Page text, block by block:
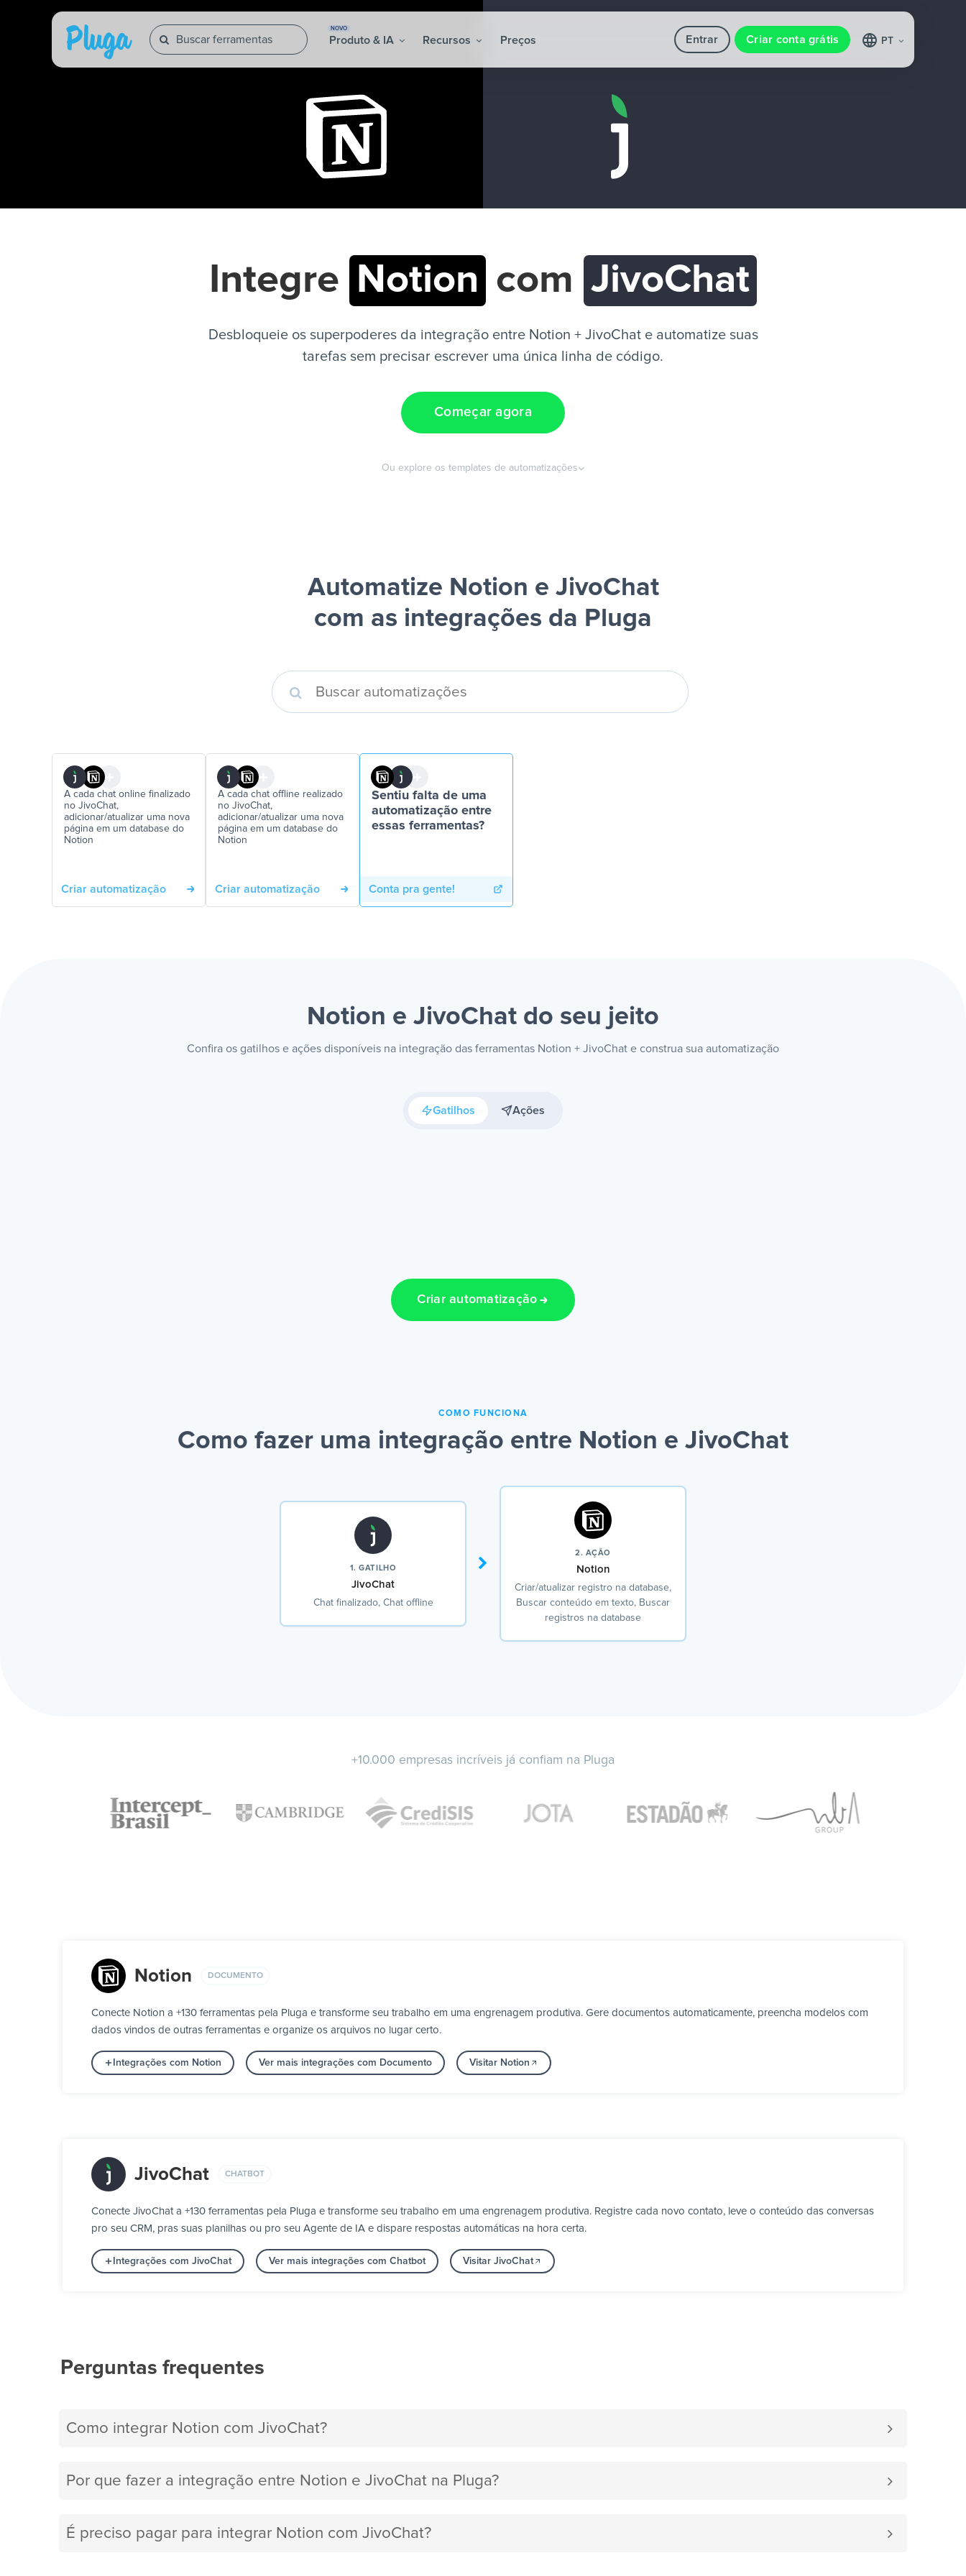
NOVO
Produto & IA Recursos Preços Entrar Criar conta grátis PT
Integre Notion com JivoChat
Desbloqueie os superpoderes da integração entre Notion + JivoChat e automatize suas
tarefas sem precisar escrever uma única linha de código.
Começar agora
Ou explore os templates de automatizações
Automatize Notion e JivoChat
com as integrações da Pluga
A cada chat online finalizado
no JivoChat,
adicionar/atualizar uma nova
página em um database do
Notion
Criar automatização
A cada chat offline realizado
no JivoChat,
adicionar/atualizar uma nova
página em um database do
Notion
Criar automatização
Sentiu falta de uma
automatização entre
essas ferramentas?
Conta pra gente!
Notion e JivoChat do seu jeito
Confira os gatilhos e ações disponíveis na integração das ferramentas Notion + JivoChat e construa sua automatização
Gatilhos Ações
Criar automatização
COMO FUNCIONA
Como fazer uma integração entre Notion e JivoChat
1. GATILHO
JivoChat
Chat finalizado, Chat offline
2. AÇÃO
Notion
Criar/atualizar registro na database,
Buscar conteúdo em texto, Buscar
registros na database
+10.000 empresas incríveis já confiam na Pluga
Notion DOCUMENTO
Conecte Notion a +130 ferramentas pela Pluga e transforme seu trabalho em uma engrenagem produtiva. Gere documentos automaticamente, preencha modelos com
dados vindos de outras ferramentas e organize os arquivos no lugar certo.
Integrações com Notion Ver mais integrações com Documento Visitar Notion
JivoChat CHATBOT
Conecte JivoChat a +130 ferramentas pela Pluga e transforme seu trabalho em uma engrenagem produtiva. Registre cada novo contato, leve o conteúdo das conversas
pro seu CRM, pras suas planilhas ou pro seu Agente de IA e dispare respostas automáticas na hora certa.
Integrações com JivoChat Ver mais integrações com Chatbot Visitar JivoChat
Perguntas frequentes
Como integrar Notion com JivoChat?
Por que fazer a integração entre Notion e JivoChat na Pluga?
É preciso pagar para integrar Notion com JivoChat?